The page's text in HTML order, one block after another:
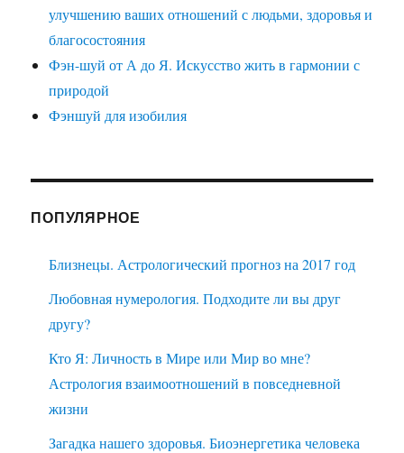
улучшению ваших отношений с людьми, здоровья и
благосостояния
Фэн-шуй от А до Я. Искусство жить в гармонии с
природой
Фэншуй для изобилия
ПОПУЛЯРНОЕ
Близнецы. Астрологический прогноз на 2017 год
Любовная нумерология. Подходите ли вы друг
другу?
Кто Я: Личность в Мире или Мир во мне?
Астрология взаимоотношений в повседневной
жизни
Загадка нашего здоровья. Биоэнергетика человека